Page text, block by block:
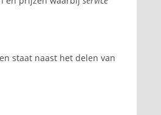
staat naast het delen van